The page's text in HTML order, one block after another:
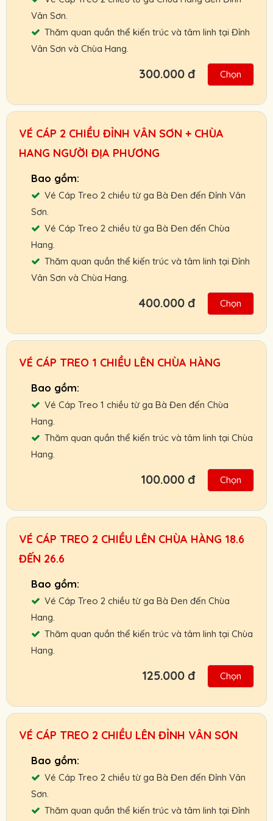
Người Lớn :
Trẻ Em:300.000 VNĐ
Gọi ngay: 0901.011.772 để nhận giá vé tốt
Vân Sơn.
Thăm quan quần thể kiến trúc và tâm linh tại Đỉnh
Vân Sơn và Chùa Hang.
Hỗ trợ giao vé tận nơi hoặc nhận và thanh
toán Booking vé tại ga cáp treo.
Chính sách ưu đãi cho đối tác, khách đoàn,
HDV, nhà xe.
Chính sách hoàn, đổi vé linh hoạt.
Cam kết giá vé tốt nhất, hỗ trợ nhanh nhất.
Người Lớn :
Trẻ Em:300.000 VNĐ
Gọi ngay: 0901.011.772 để nhận giá vé tốt
nhất.
300.000 đ Chọn
VÉ CÁP 2 CHIỀU ĐỈNH VÂN SƠN + CHÙA
HANG NGƯỜI ĐỊA PHƯƠNG
Vé Cáp Treo 2 chiều từ ga Bà Đen đến Đỉnh Vân
Sơn.
Vé Cáp Treo 2 chiều từ ga Bà Đen đến Chùa
Hang.
Thăm quan quần thể kiến trúc và tâm linh tại Đỉnh
Vân Sơn và Chùa Hang.
Hỗ trợ giao vé tận nơi hoặc nhận và thanh
toán Booking vé tại ga cáp treo.
Chính sách ưu đãi cho đối tác, khách đoàn,
Chính sách hoàn, đổi vé linh hoạt.
Cam kết giá vé tốt nhất, hỗ trợ nhanh nhất.
Người Lớn :600.000 VNĐ
Trẻ Em:
Gọi ngay: 0901.011.772 để nhận giá vé tốt
400.000 đ Chọn
VÉ CÁP TREO 1 CHIỀU LÊN CHÙA HÀNG
Vé Cáp Treo 1 chiều từ ga Bà Đen đến Chùa
Hang.
Thăm quan quần thể kiến trúc và tâm linh tại Chùa
Hang.
Hỗ trợ giao vé tận nơi hoặc nhận và thanh
toán Booking vé tại ga cáp treo.
Chính sách ưu đãi cho đối tác, khách đoàn,
HDV, nhà xe.
Cam kết giá vé tốt nhất, hỗ trợ nhanh nhất.
Người Lớn :
Trẻ Em:100.000 VNĐ
Gọi ngay: 0901.011.772 để nhận giá vé tốt
100.000 đ Chọn
VÉ CÁP TREO 2 CHIỀU LÊN CHÙA HÀNG 18.6
ĐẾN 26.6
Vé Cáp Treo 2 chiều từ ga Bà Đen đến Chùa
Hang.
Thăm quan quần thể kiến trúc và tâm linh tại Chùa
Hang.
Hỗ trợ giao vé tận nơi hoặc nhận và thanh
toán Booking vé tại ga cáp treo.
Chính sách ưu đãi cho đối tác, khách đoàn,
Chính sách hoàn, đổi vé linh hoạt.
Cam kết giá vé tốt nhất, hỗ trợ nhanh nhất.
Người Lớn :125.000 VNĐ
125.000 đ Chọn
VÉ CÁP TREO 2 CHIỀU LÊN ĐỈNH VÂN SƠN
Vé Cáp Treo 2 chiều từ ga Bà Đen đến Đỉnh Vân
Sơn.
Thăm quan quần thể kiến trúc và tâm linh tại Đỉnh